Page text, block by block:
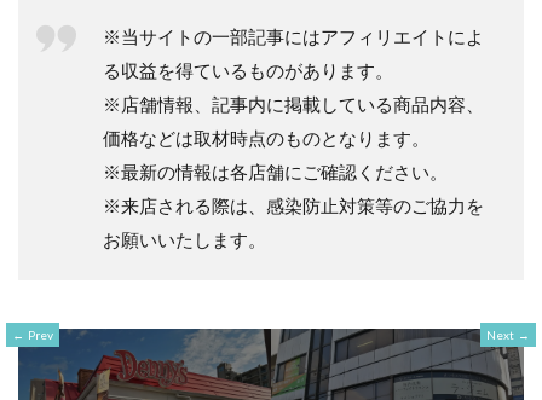
※当サイトの一部記事にはアフィリエイトによ
る収益を得ているものがあります。
※店舗情報、記事内に掲載している商品内容、
価格などは取材時点のものとなります。
※最新の情報は各店舗にご確認ください。
※来店される際は、感染防止対策等のご協力を
お願いいたします。
Prev Next